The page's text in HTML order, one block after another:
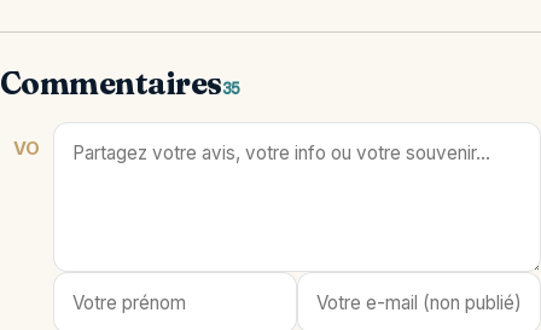
Commentaires35
VO